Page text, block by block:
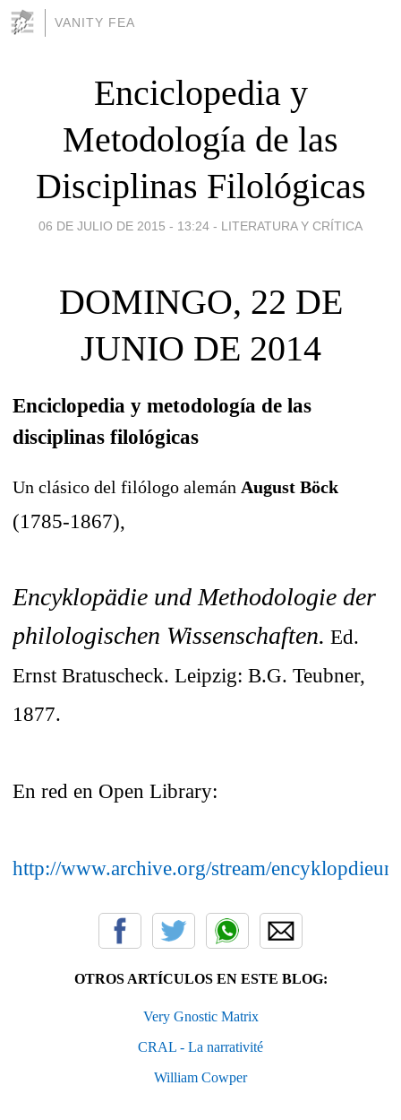
VANITY FEA
Enciclopedia y
Metodología de las
Disciplinas Filológicas
06 DE JULIO DE 2015 - 13:24 - LITERATURA Y CRÍTICA
DOMINGO, 22 DE
JUNIO DE 2014
Enciclopedia y metodología de las
disciplinas filológicas
Un clásico del filólogo alemán August Böck
(1785-1867),
Encyklopädie und Methodologie der
philologischen Wissenschaften. Ed.
Ernst Bratuscheck. Leipzig: B.G. Teubner,
1877.
En red en Open Library:
http://www.archive.org/stream/
OTROS ARTÍCULOS EN ESTE BLOG:
Very Gnostic Matrix
CRAL - La narrativité
William Cowper